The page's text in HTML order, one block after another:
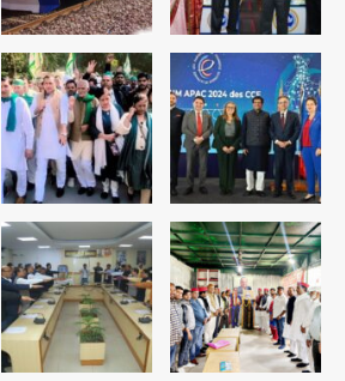
रोहित चौधरी गैंग का कुख्यात बदमाश राजस्थान
से गिरफ्तार
Team JHJ
पुरा महादेव से बेटियों के स्वास्थ्य और सुरक्षा का
संदेश
Team JHJ